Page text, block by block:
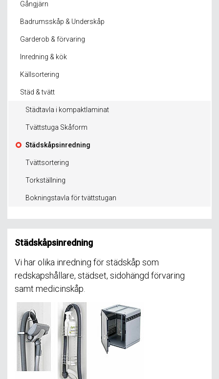
Gångjärn
Badrumsskåp & Underskåp
Garderob & förvaring
Inredning & kök
Källsortering
Städ & tvätt
Städtavla i kompaktlaminat
Tvättstuga Skåform
Städskåpsinredning
Tvättsortering
Torkställning
Bokningstavla för tvättstugan
Städskåpsinredning
Vi har olika inredning för städskåp som
redskapshållare, städset, sidohängd förvaring
samt medicinskåp.